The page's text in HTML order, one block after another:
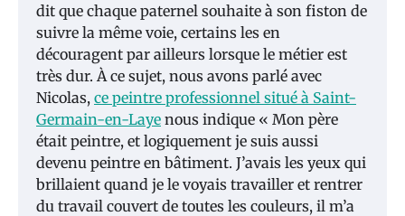
dit que chaque paternel souhaite à son fiston de
suivre la même voie, certains les en
découragent par ailleurs lorsque le métier est
très dur. À ce sujet, nous avons parlé avec
Nicolas, ce peintre professionnel situé à Saint-
Germain-en-Laye nous indique « Mon père
était peintre, et logiquement je suis aussi
devenu peintre en bâtiment. J’avais les yeux qui
brillaient quand je le voyais travailler et rentrer
du travail couvert de toutes les couleurs, il m’a